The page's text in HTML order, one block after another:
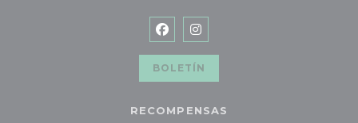
Facebook ((abre en una
Instagram ((abre en una
BOLETÍN
RECOMPENSAS